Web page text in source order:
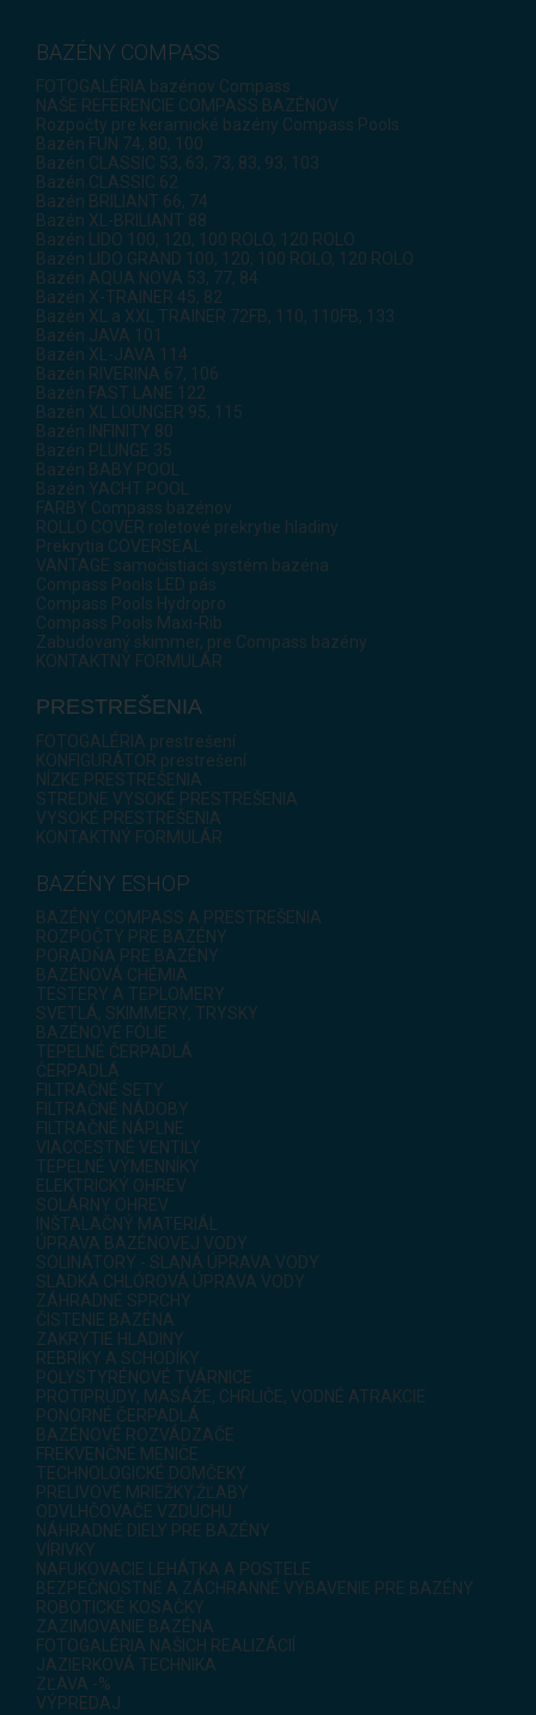
BAZÉNY COMPASS
FOTOGALÉRIA bazénov Compass
NAŠE REFERENCIE COMPASS BAZÉNOV
Rozpočty pre keramické bazény Compass Pools
Bazén FUN 74, 80, 100
Bazén CLASSIC 53, 63, 73, 83, 93, 103
Bazén CLASSIC 62
Bazén BRILIANT 66, 74
Bazén XL-BRILIANT 88
Bazén LIDO 100, 120, 100 ROLO, 120 ROLO
Bazén LIDO GRAND 100, 120, 100 ROLO, 120 ROLO
Bazén AQUA NOVA 53, 77, 84
Bazén X-TRAINER 45, 82
Bazén XL a XXL TRAINER 72FB, 110, 110FB, 133
Bazén JAVA 101
Bazén XL-JAVA 114
Bazén RIVERINA 67, 106
Bazén FAST LANE 122
Bazén XL LOUNGER 95, 115
Bazén INFINITY 80
Bazén PLUNGE 35
Bazén BABY POOL
Bazén YACHT POOL
FARBY Compass bazénov
ROLLO COVER roletové prekrytie hladiny
Prekrytia COVERSEAL
VANTAGE samočistiaci systém bazéna
Compass Pools LED pás
Compass Pools Hydropro
Compass Pools Maxi-Rib
Zabudovaný skimmer, pre Compass bazény
KONTAKTNÝ FORMULÁR
PRESTREŠENIA
FOTOGALÉRIA prestrešení
KONFIGURÁTOR prestrešení
NÍZKE PRESTREŠENIA
STREDNE VYSOKÉ PRESTREŠENIA
VYSOKÉ PRESTREŠENIA
KONTAKTNÝ FORMULÁR
BAZÉNY ESHOP
BAZÉNY COMPASS A PRESTREŠENIA
ROZPOČTY PRE BAZÉNY
PORADŇA PRE BAZÉNY
BAZÉNOVÁ CHÉMIA
TESTERY A TEPLOMERY
SVETLÁ, SKIMMERY, TRYSKY
BAZÉNOVÉ FÓLIE
TEPELNÉ ČERPADLÁ
ČERPADLÁ
FILTRAČNÉ SETY
FILTRAČNÉ NÁDOBY
FILTRAČNÉ NÁPLNE
VIACCESTNÉ VENTILY
TEPELNÉ VÝMENNÍKY
ELEKTRICKÝ OHREV
SOLÁRNY OHREV
INŠTALAČNÝ MATERIÁL
ÚPRAVA BAZÉNOVEJ VODY
SOLINÁTORY - SLANÁ ÚPRAVA VODY
SLADKÁ CHLÓROVÁ ÚPRAVA VODY
ZÁHRADNÉ SPRCHY
ČISTENIE BAZÉNA
ZAKRYTIE HLADINY
REBRÍKY A SCHODÍKY
POLYSTYRÉNOVÉ TVÁRNICE
PROTIPRÚDY, MASÁŽE, CHRLIČE, VODNÉ ATRAKCIE
PONORNÉ ČERPADLÁ
BAZÉNOVÉ ROZVÁDZAČE
FREKVENČNÉ MENIČE
TECHNOLOGICKÉ DOMČEKY
PRELIVOVÉ MRIEŽKY,ŽĽABY
ODVLHČOVAČE VZDUCHU
NÁHRADNÉ DIELY PRE BAZÉNY
VÍRIVKY
NAFUKOVACIE LEHÁTKA A POSTELE
BEZPEČNOSTNÉ A ZÁCHRANNÉ VYBAVENIE PRE BAZÉNY
ROBOTICKÉ KOSAČKY
ZAZIMOVANIE BAZÉNA
FOTOGALÉRIA NAŠICH REALIZÁCIÍ
JAZIERKOVÁ TECHNIKA
ZĽAVA -%
VÝPREDAJ